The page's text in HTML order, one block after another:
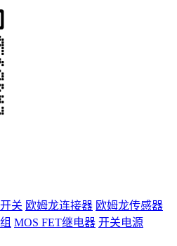
关 欧姆龙连接器 欧姆龙传感器
MOS FET继电器 开关电源